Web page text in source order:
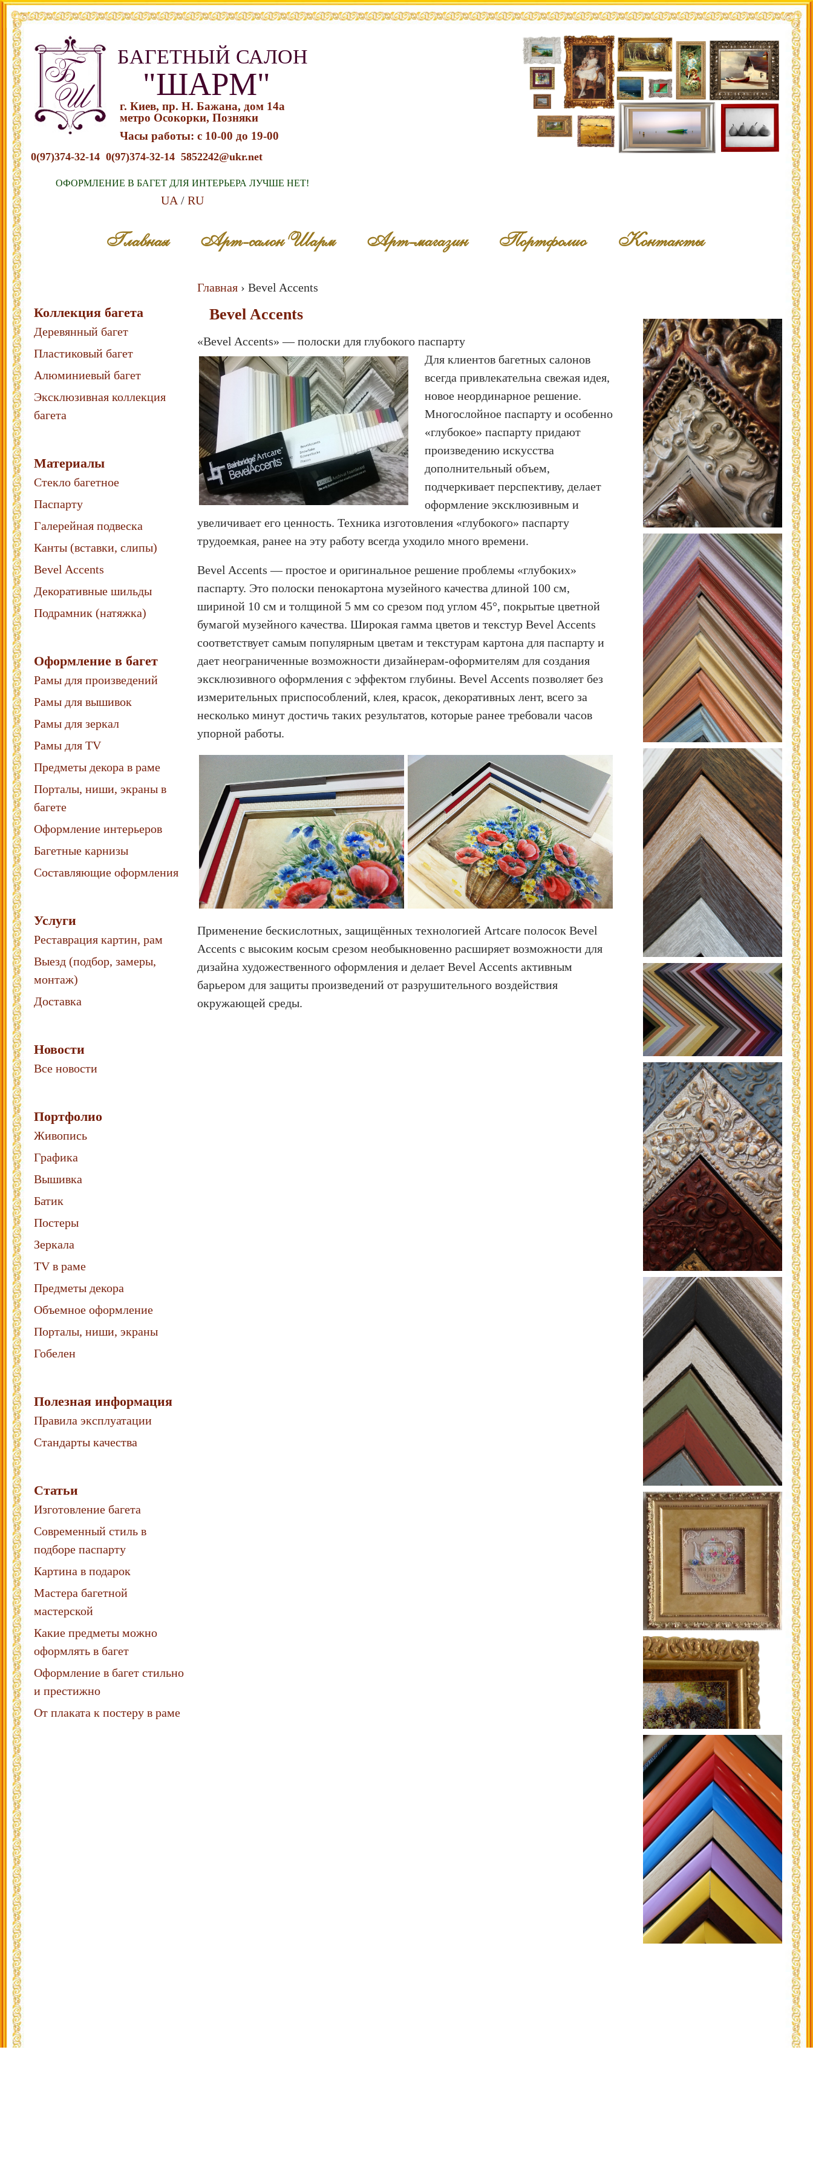
БАГЕТНЫЙ САЛОН
"ШАРМ"
г. Киев, пр. Н. Бажана, дом 14a
метро Осокорки, Позняки
Часы работы: с 10-00 до 19-00
0(97)374-32-14 0(97)374-32-14 5852242@ukr.net
ОФОРМЛЕНИЕ В БАГЕТ ДЛЯ ИНТЕРЬЕРА ЛУЧШЕ НЕТ!
UA RU
Перейти к содержимому
Главная Арт-салон Шарм Арт-магазин Портфолио Контакты
Главная › Bevel Accents
Bevel Accents
«Bevel Accents» — полоски для глубокого паспарту
Для клиентов багетных салонов
всегда привлекательна свежая идея,
новое неординарное решение.
Многослойное паспарту и особенно
«глубокое» паспарту придают
произведению искусства
дополнительный объем,
подчеркивает перспективу, делает
оформление эксклюзивным и
увеличивает его ценность. Техника изготовления «глубокого» паспарту
трудоемкая, ранее на эту работу всегда уходило много времени.
Bevel Accents — простое и оригинальное решение проблемы «глубоких»
паспарту. Это полоски пенокартона музейного качества длиной 100 см,
шириной 10 см и толщиной 5 мм со срезом под углом 45°, покрытые цветной
бумагой музейного качества. Широкая гамма цветов и текстур Bevel Accents
соответствует самым популярным цветам и текстурам картона для паспарту и
дает неограниченные возможности дизайнерам-оформителям для создания
эксклюзивного оформления с эффектом глубины. Bevel Accents позволяет без
измерительных приспособлений, клея, красок, декоративных лент, всего за
несколько минут достичь таких результатов, которые ранее требовали часов
упорной работы.
Применение бескислотных, защищённых технологией Artcare полосок Bevel
Accents с высоким косым срезом необыкновенно расширяет возможности для
дизайна художественного оформления и делает Bevel Accents активным
барьером для защиты произведений от разрушительного воздействия
окружающей среды.
Коллекция багета
Деревянный багет
Пластиковый багет
Алюминиевый багет
Эксклюзивная коллекция
багета
Материалы
Стекло багетное
Паспарту
Галерейная подвеска
Канты (вставки, слипы)
Bevel Accents
Декоративные шильды
Подрамник (натяжка)
Оформление в багет
Рамы для произведений
Рамы для вышивок
Рамы для зеркал
Рамы для TV
Предметы декора в раме
Порталы, ниши, экраны в
багете
Оформление интерьеров
Багетные карнизы
Составляющие оформления
Услуги
Реставрация картин, рам
Выезд (подбор, замеры,
монтаж)
Доставка
Новости
Все новости
Портфолио
Живопись
Графика
Вышивка
Батик
Постеры
Зеркала
TV в раме
Предметы декора
Объемное оформление
Порталы, ниши, экраны
Гобелен
Полезная информация
Правила эксплуатации
Стандарты качества
Статьи
Изготовление багета
Современный стиль в
подборе паспарту
Картина в подарок
Мастера багетной
мастерской
Какие предметы можно
оформлять в багет
Оформление в багет стильно
и престижно
От плаката к постеру в раме